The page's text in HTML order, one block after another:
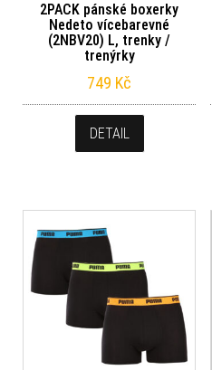
2PACK pánské boxerky
Nedeto vícebarevné
(2NBV20) L, trenky /
trenýrky
749 Kč
DETAIL